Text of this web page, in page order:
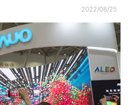
2022/08/25